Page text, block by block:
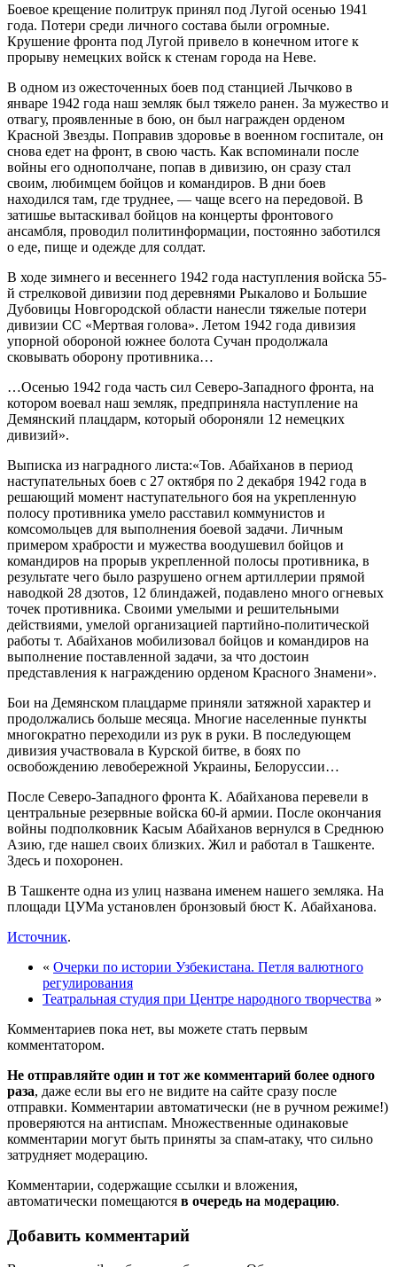
Боевое крещение политрук принял под Лугой осенью 1941
года. Потери среди личного состава были огромные.
Крушение фронта под Лугой привело в конечном итоге к
прорыву немецких войск к стенам города на Неве.
В одном из ожесточенных боев под станцией Лычково в
январе 1942 года наш земляк был тяжело ранен. За мужество и
отвагу, проявленные в бою, он был награжден орденом
Красной Звезды. Поправив здоровье в военном госпитале, он
снова едет на фронт, в свою часть. Как вспоминали после
войны его однополчане, попав в дивизию, он сразу стал
своим, любимцем бойцов и командиров. В дни боев
находился там, где труднее, — чаще всего на передовой. В
затишье вытаскивал бойцов на концерты фронтового
ансамбля, проводил политинформации, постоянно заботился
о еде, пище и одежде для солдат.
В ходе зимнего и весеннего 1942 года наступления войска 55-
й стрелковой дивизии под деревнями Рыкалово и Большие
Дубовицы Новгородской области нанесли тяжелые потери
дивизии СС «Мертвая голова». Летом 1942 года дивизия
упорной обороной южнее болота Сучан продолжала
сковывать оборону противника…
…Осенью 1942 года часть сил Северо-Западного фронта, на
котором воевал наш земляк, предприняла наступление на
Демянский плацдарм, который обороняли 12 немецких
дивизий».
Выписка из наградного листа:«Тов. Абайханов в период
наступательных боев с 27 октября по 2 декабря 1942 года в
решающий момент наступательного боя на укрепленную
полосу противника умело расставил коммунистов и
комсомольцев для выполнения боевой задачи. Личным
примером храбрости и мужества воодушевил бойцов и
командиров на прорыв укрепленной полосы противника, в
результате чего было разрушено огнем артиллерии прямой
наводкой 28 дзотов, 12 блиндажей, подавлено много огневых
точек противника. Своими умелыми и решительными
действиями, умелой организацией партийно-политической
работы т. Абайханов мобилизовал бойцов и командиров на
выполнение поставленной задачи, за что достоин
представления к награждению орденом Красного Знамени».
Бои на Демянском плацдарме приняли затяжной характер и
продолжались больше месяца. Многие населенные пункты
многократно переходили из рук в руки. В последующем
дивизия участвовала в Курской битве, в боях по
освобождению левобережной Украины, Белоруссии…
После Северо-Западного фронта К. Абайханова перевели в
центральные резервные войска 60-й армии. После окончания
войны подполковник Касым Абайханов вернулся в Среднюю
Азию, где нашел своих близких. Жил и работал в Ташкенте.
Здесь и похоронен.
В Ташкенте одна из улиц названа именем нашего земляка. На
площади ЦУМа установлен бронзовый бюст К. Абайханова.
Источник.
« Очерки по истории Узбекистана. Петля валютного
регулирования
Театральная студия при Центре народного творчества »
Комментариев пока нет, вы можете стать первым
комментатором.
Не отправляйте один и тот же комментарий более одного
раза, даже если вы его не видите на сайте сразу после
отправки. Комментарии автоматически (не в ручном режиме!)
проверяются на антиспам. Множественные одинаковые
комментарии могут быть приняты за спам-атаку, что сильно
затрудняет модерацию.
Комментарии, содержащие ссылки и вложения,
автоматически помещаются в очередь на модерацию.
Добавить комментарий